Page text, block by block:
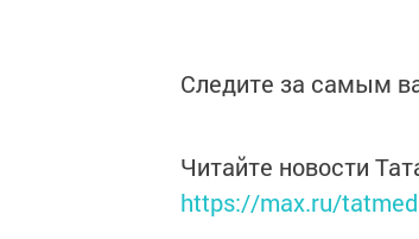
Следите за самым
Читайте новости
https://max.ru/